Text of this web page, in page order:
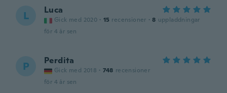
L Luca
Gick med 2020 · 15 recensioner · 8 uppladdningar
för 4 år sen
P Perdita
Gick med 2018 · 748 recensioner
för 4 år sen